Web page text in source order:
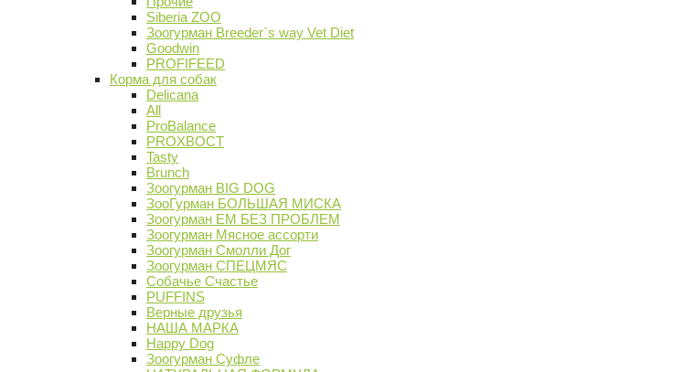
Siberia ZOO
Зоогурман Breeder`s way Vet Diet
Goodwin
PROFIFEED
Корма для собак
Delicana
All
ProBalance
PROХВОСТ
Tasty
Brunch
Зоогурман BIG DOG
ЗооГурман БОЛЬШАЯ МИСКА
Зоогурман ЕМ БЕЗ ПРОБЛЕМ
Зоогурман Мясное ассорти
Зоогурман Смолли Дог
Зоогурман СПЕЦМЯС
Собачье Счастье
PUFFINS
Верные друзья
НАША МАРКА
Happy Dog
Зоогурман Суфле